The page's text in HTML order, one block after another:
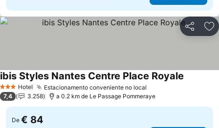
Partilhar
3 EstrelasHotel Estacionamento conveniente no local
ibis Styles Nantes Centre Place Royale
7,4 3.258 a 0.2 km de Le Passage Pommeraye
De € 84